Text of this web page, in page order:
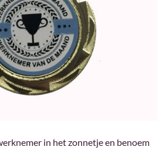
in het zonnetje en benoem